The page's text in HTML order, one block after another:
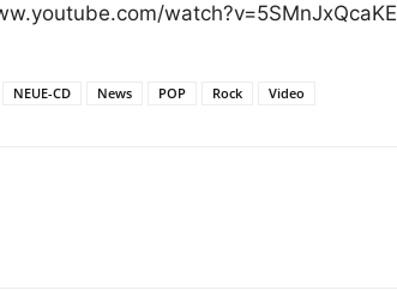
watch?v=5SMnJxQcaKE
NEUE-CD News POP Rock Video